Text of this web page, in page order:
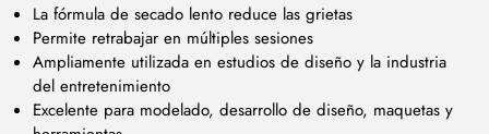
La fórmula de secado lento reduce las grietas
Permite retrabajar en múltiples sesiones
Ampliamente utilizada en estudios de diseño y la industria
del entretenimiento
Excelente para modelado, desarrollo de diseño, maquetas y